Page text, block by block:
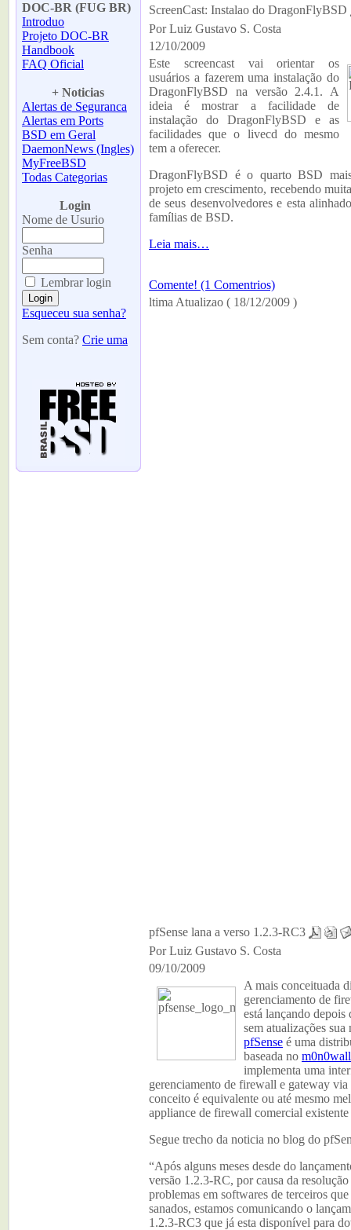
DOC-BR (FUG BR)
Introduo
Projeto DOC-BR
Handbook
FAQ Oficial
+ Noticias
Alertas de Seguranca
Alertas em Ports
BSD em Geral
DaemonNews (Ingles)
MyFreeBSD
Todas Categorias
Login
Nome de Usurio
Senha
Lembrar login
Esqueceu sua senha?
Sem conta? Crie uma
ScreenCast: Instalao do DragonFlyBSD
Por Luiz Gustavo S. Costa
12/10/2009
Este screencast vai orientar os
usuários a fazerem uma instalação do
DragonFlyBSD na versão 2.4.1. A
ideia é mostrar a facilidade de
instalação do DragonFlyBSD e as
facilidades que o livecd do mesmo
tem a oferecer.
DragonFlyBSD é o quarto BSD
projeto em crescimento, recebendo
de seus desenvolvedores e esta
famílias de BSD.
Leia mais…
Comente! (1 Comentrios)
ltima Atualizao ( 18/12/2009 )
pfSense lana a verso 1.2.3-RC3
Por Luiz Gustavo S. Costa
09/10/2009
A mais conceituada
gerenciamento de
está lançando depois
sem atualizações
pfSense é uma
baseada no m0n0wall
implementa uma
gerenciamento de firewall e gateway
conceito é equivalente ou até mesmo
appliance de firewall comercial
Segue trecho da noticia no blog do
“Após alguns meses desde do
versão 1.2.3-RC, por causa da
problemas em softwares de terceiros
sanados, estamos comunicando o
1.2.3-RC3 que já esta disponível para